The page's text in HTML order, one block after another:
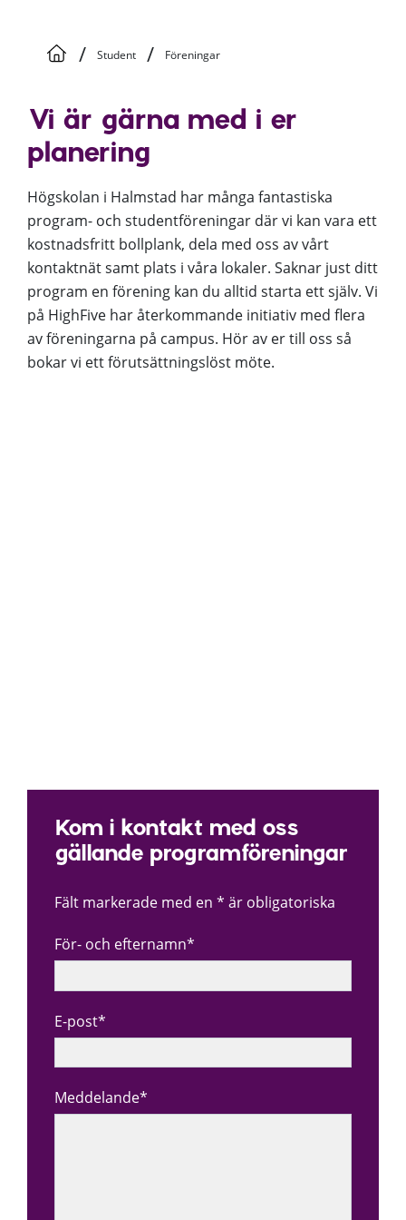
/ Student / Föreningar
Vi är gärna med i er
planering
Högskolan i Halmstad har många fantastiska
program- och studentföreningar där vi kan vara ett
kostnadsfritt bollplank, dela med oss av vårt
kontaktnät samt plats i våra lokaler. Saknar just ditt
program en förening kan du alltid starta ett själv. Vi
på HighFive har återkommande initiativ med flera
av föreningarna på campus. Hör av er till oss så
bokar vi ett förutsättningslöst möte.
Kom i kontakt med oss
gällande programföreningar
Fält markerade med en * är obligatoriska
För- och efternamn*
E-post*
Meddelande*